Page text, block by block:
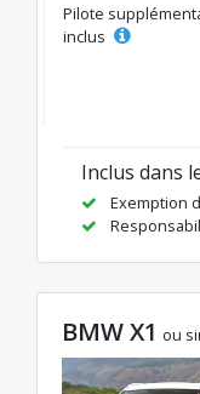
Pilote
inclus
Inclus dans
Exemption
BMW X1 ou